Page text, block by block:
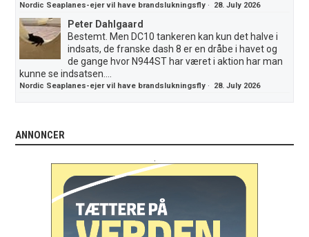
Nordic Seaplanes-ejer vil have brandslukningsfly · 28. July 2026
Peter Dahlgaard
Bestemt. Men DC10 tankeren kan kun det halve i
indsats, de franske dash 8 er en dråbe i havet og
de gange hvor N944ST har været i aktion har man
kunne se indsatsen....
Nordic Seaplanes-ejer vil have brandslukningsfly · 28. July 2026
ANNONCER